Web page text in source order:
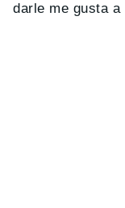
darle me gusta a